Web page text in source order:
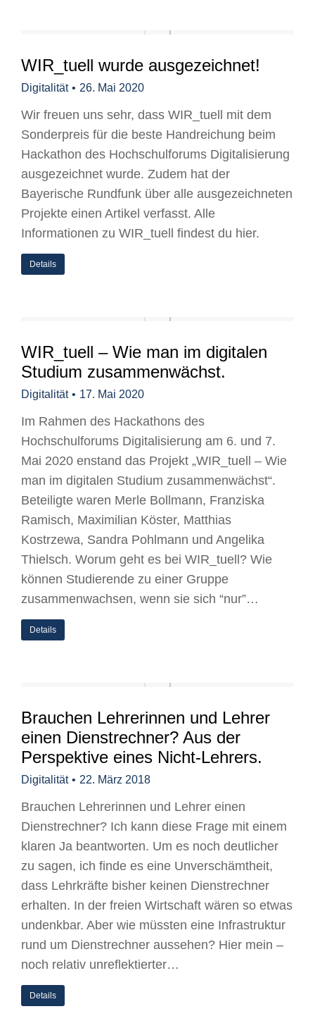
WIR_tuell wurde ausgezeichnet!
Digitalität 26. Mai 2020
Wir freuen uns sehr, dass WIR_tuell mit dem
Sonderpreis für die beste Handreichung beim
Hackathon des Hochschulforums Digitalisierung
ausgezeichnet wurde. Zudem hat der
Bayerische Rundfunk über alle ausgezeichneten
Projekte einen Artikel verfasst. Alle
Informationen zu WIR_tuell findest du hier.
Details
WIR_tuell – Wie man im digitalen
Studium zusammenwächst.
Digitalität 17. Mai 2020
Im Rahmen des Hackathons des
Hochschulforums Digitalisierung am 6. und 7.
Mai 2020 enstand das Projekt „WIR_tuell – Wie
man im digitalen Studium zusammenwächst“.
Beteiligte waren Merle Bollmann, Franziska
Ramisch, Maximilian Köster, Matthias
Kostrzewa, Sandra Pohlmann und Angelika
Thielsch. Worum geht es bei WIR_tuell? Wie
können Studierende zu einer Gruppe
zusammenwachsen, wenn sie sich “nur”…
Details
Brauchen Lehrerinnen und Lehrer
einen Dienstrechner? Aus der
Perspektive eines Nicht-Lehrers.
Digitalität 22. März 2018
Brauchen Lehrerinnen und Lehrer einen
Dienstrechner? Ich kann diese Frage mit einem
klaren Ja beantworten. Um es noch deutlicher
zu sagen, ich finde es eine Unverschämtheit,
dass Lehrkräfte bisher keinen Dienstrechner
erhalten. In der freien Wirtschaft wären so etwas
undenkbar. Aber wie müssten eine Infrastruktur
rund um Dienstrechner aussehen? Hier mein –
noch relativ unreflektierter…
Details